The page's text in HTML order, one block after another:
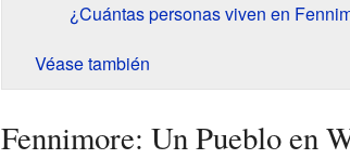
¿Cuántas personas viven en
Véase también
Fennimore: Un Pueblo en